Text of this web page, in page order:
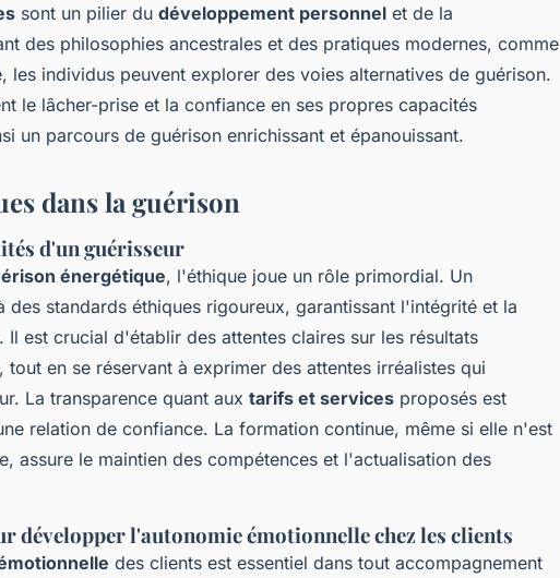
sont un pilier du développement personnel et de la
des philosophies ancestrales et des pratiques modernes, comme
les individus peuvent explorer des voies alternatives de guérison.
le lâcher-prise et la confiance en ses propres capacités
un parcours de guérison enrichissant et épanouissant.
dans la guérison
d'un guérisseur
énergétique, l'éthique joue un rôle primordial. Un
des standards éthiques rigoureux, garantissant l'intégrité et la
est crucial d'établir des attentes claires sur les résultats
tout en se réservant à exprimer des attentes irréalistes qui
La transparence quant aux tarifs et services proposés est
relation de confiance. La formation continue, même si elle n'est
assure le maintien des compétences et l'actualisation des
développer l'autonomie émotionnelle chez les clients
des clients est essentiel dans tout accompagnement